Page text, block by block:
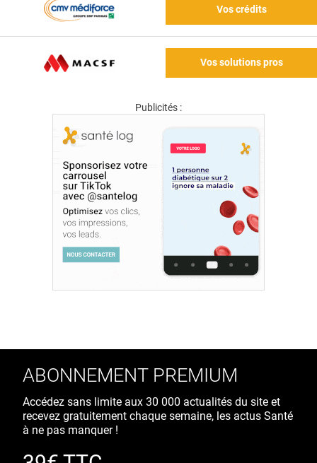
Vos crédits
Vos solutions pros
Publicités :
ABONNEMENT PREMIUM
Accédez sans limite aux 30 000 actualités du site et
recevez gratuitement chaque semaine, les actus Santé
à ne pas manquer !